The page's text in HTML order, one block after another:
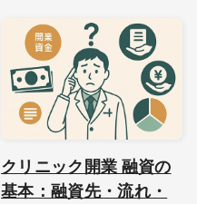
クリニック開業 融資の
基本：融資先・流れ・